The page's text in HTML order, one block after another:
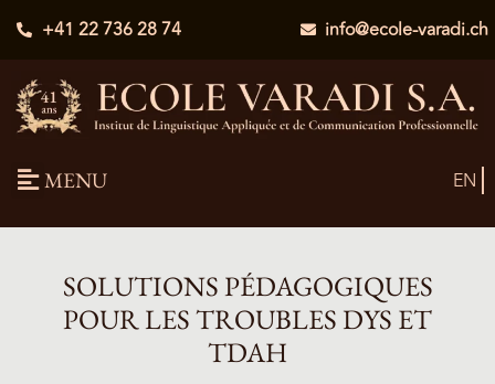
+41 22 736 28 74 info@ecole-varadi.ch
MENU EN
SOLUTIONS PÉDAGOGIQUES
POUR LES TROUBLES DYS ET
TDAH